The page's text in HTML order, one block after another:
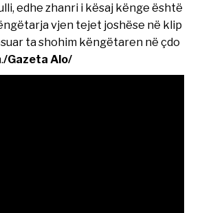
edhe zhanri i kësaj kënge është
vjen tejet joshëse në klip
ta shohim këngëtaren në çdo
/Gazeta Alo/